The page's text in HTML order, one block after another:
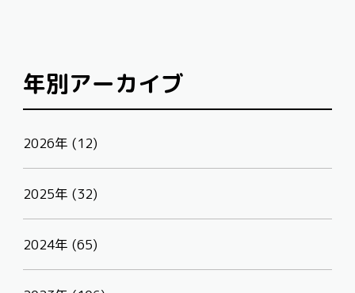
年別アーカイブ
2026年 (12)
2025年 (32)
2024年 (65)